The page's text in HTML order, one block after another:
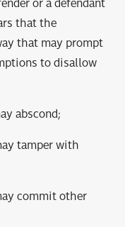
that the
that may prompt
to disallow
abscond;
tamper with
commit other